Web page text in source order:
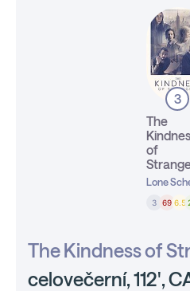
3
The
of
Lone
3 69 6.5
The Kindness of
celovečerní, 112',